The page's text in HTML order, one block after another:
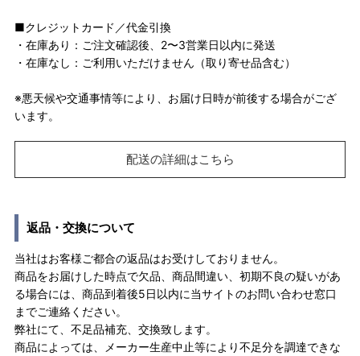
■クレジットカード／代金引換
・在庫あり：ご注文確認後、2〜3営業日以内に発送
・在庫なし：ご利用いただけません（取り寄せ品含む）
※悪天候や交通事情等により、お届け日時が前後する場合がござ
います。
配送の詳細はこちら
返品・交換について
当社はお客様ご都合の返品はお受けしておりません。
商品をお届けした時点で欠品、商品間違い、初期不良の疑いがあ
る場合には、商品到着後5日以内に当サイトのお問い合わせ窓口
までご連絡ください。
弊社にて、不足品補充、交換致します。
商品によっては、メーカー生産中止等により不足分を調達できな